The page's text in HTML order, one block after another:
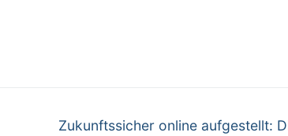
Nächster
Zukunftssicher online aufgestellt: